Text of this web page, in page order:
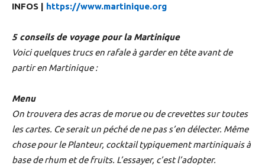
INFOS | https://www.martinique.org
5 conseils de voyage pour la Martinique
Voici quelques trucs en rafale à garder en tête avant de
partir en Martinique :
Menu
On trouvera des acras de morue ou de crevettes sur toutes
les cartes. Ce serait un péché de ne pas s’en délecter. Même
chose pour le Planteur, cocktail typiquement martiniquais à
base de rhum et de fruits. L’essayer, c’est l’adopter.